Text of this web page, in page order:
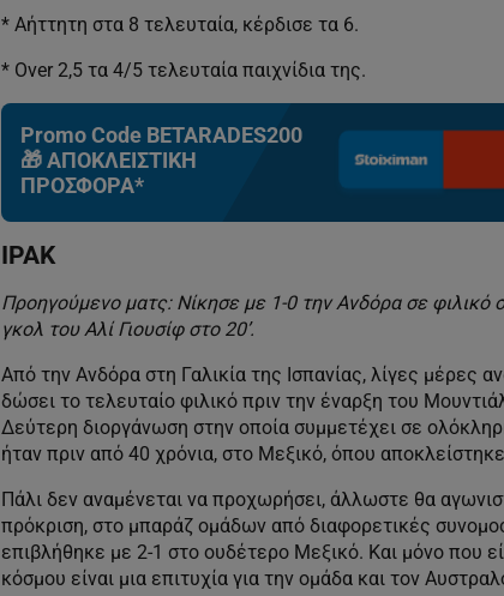
* Αήττητη στα 8 τελευταία, κέρδισε τα 6.
* Over 2,5 τα 4/5 τελευταία παιχνίδια της.
Promo Code BETARADES200
🎁 ΑΠΟΚΛΕΙΣΤΙΚΗ
ΠΡΟΣΦΟΡΑ*
ΙΡΑΚ
Προηγούμενο ματς: Νίκησε με 1-0 την Ανδόρα σε φιλικό
γκολ του Αλί Γιουσίφ στο 20’.
Από την Ανδόρα στη Γαλικία της Ισπανίας, λίγες μέρες
δώσει το τελευταίο φιλικό πριν την έναρξη του
Δεύτερη διοργάνωση στην οποία συμμετέχει σε
ήταν πριν από 40 χρόνια, στο Μεξικό, όπου
Πάλι δεν αναμένεται να προχωρήσει, άλλωστε θα
πρόκριση, στο μπαράζ ομάδων από διαφορετικές
επιβλήθηκε με 2-1 στο ουδέτερο Μεξικό. Και μόνο που
κόσμου είναι μια επιτυχία για την ομάδα και τον